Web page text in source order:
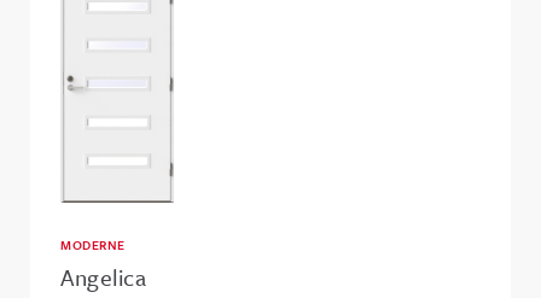
MODERNE
Angelica